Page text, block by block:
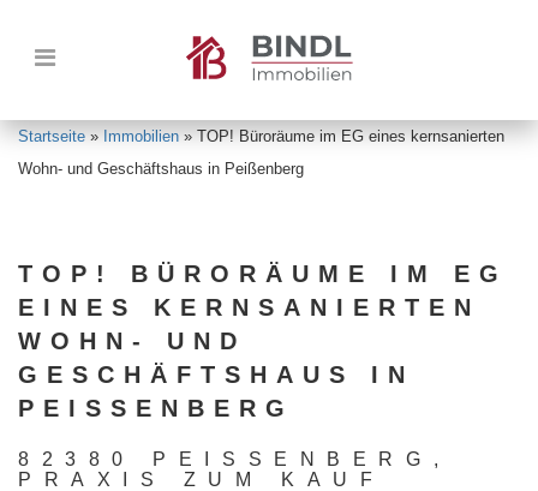
Startseite » Immobilien » TOP! Büroräume im EG eines kernsanierten
Wohn- und Geschäftshaus in Peißenberg
TOP! BÜRORÄUME IM EG
EINES KERNSANIERTEN
WOHN- UND
GESCHÄFTSHAUS IN
PEISSENBERG
82380 PEISSENBERG, P
RAXIS ZUM KAUF